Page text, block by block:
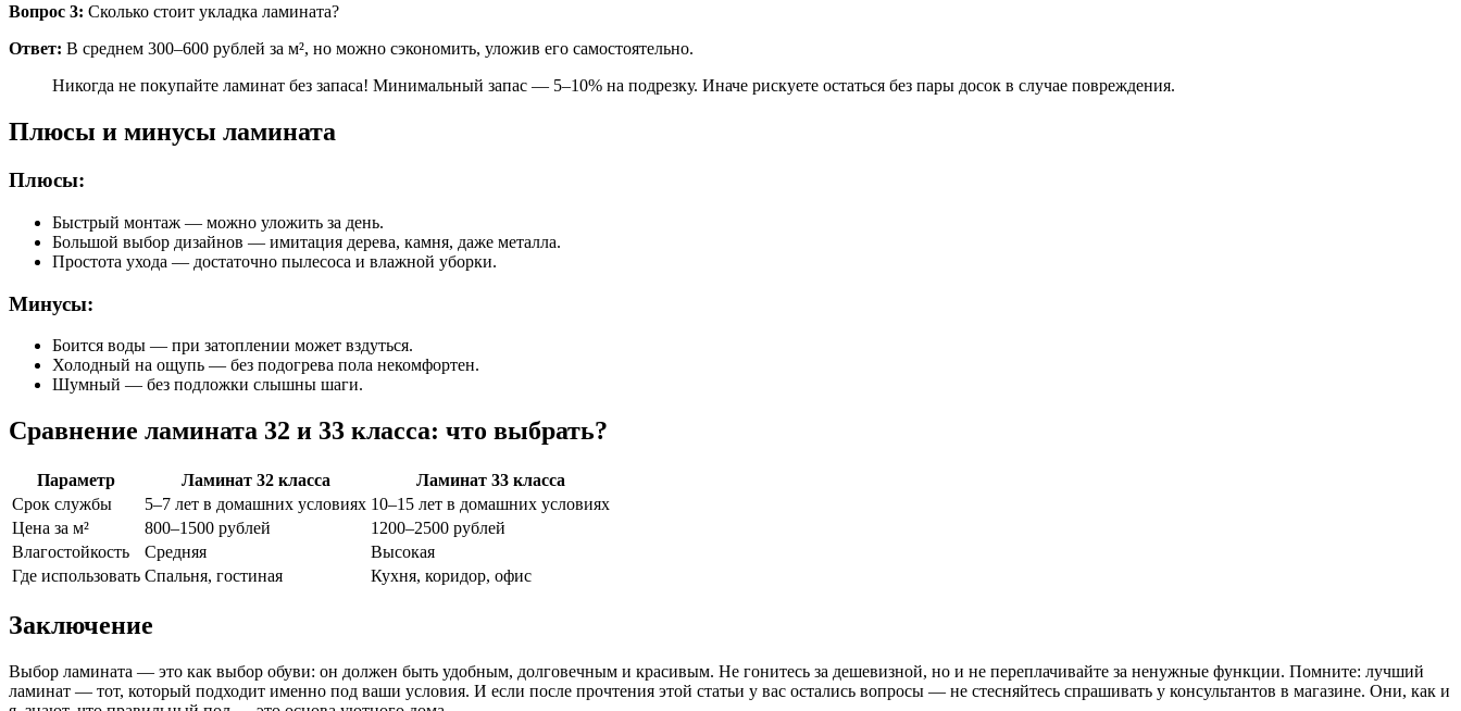
Вопрос 3: Сколько стоит укладка ламината?
Ответ: В среднем 300–600 рублей за м², но можно сэкономить, уложив его самостоятельно.
Никогда не покупайте ламинат без запаса! Минимальный запас — 5–10% на подрезку. Иначе рискуете остаться без пары досок в случае повреждения.
Плюсы и минусы ламината
Плюсы:
Быстрый монтаж — можно уложить за день.
Большой выбор дизайнов — имитация дерева, камня, даже металла.
Простота ухода — достаточно пылесоса и влажной уборки.
Минусы:
Боится воды — при затоплении может вздуться.
Холодный на ощупь — без подогрева пола некомфортен.
Шумный — без подложки слышны шаги.
Сравнение ламината 32 и 33 класса: что выбрать?
Параметр Ламинат 32 класса
Ламинат 33 класса
Срок службы
5–7 лет в домашних условиях 10–15 лет в домашних условиях
Цена за м²
800–1500 рублей
1200–2500 рублей
Влагостойкость
Средняя
Высокая
Где использовать Спальня, гостиная Кухня, коридор, офис
Заключение
Выбор ламината — это как выбор обуви: он должен быть удобным, долговечным и красивым. Не гонитесь за дешевизной, но и не переплачивайте за ненужные функции. Помните: лучший
ламинат — тот, который подходит именно под ваши условия. И если после прочтения этой статьи у вас остались вопросы — не стесняйтесь спрашивать у консультантов в магазине. Они, как и